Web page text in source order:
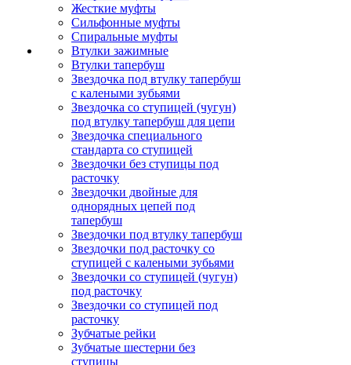
Жесткие муфты
Сильфонные муфты
Спиральные муфты
Втулки зажимные
Втулки тапербуш
Звездочка под втулку тапербуш
c калеными зубьями
Звездочка со ступицей (чугун)
под втулку тапербуш для цепи
Звездочка специального
стандарта со ступицей
Звездочки без ступицы под
расточку
Звездочки двойные для
однорядных цепей под
тапербуш
Звездочки под втулку тапербуш
Звездочки под расточку со
ступицей с калеными зубьями
Звездочки со ступицей (чугун)
под расточку
Звездочки со ступицей под
расточку
Зубчатые рейки
Зубчатые шестерни без
ступицы